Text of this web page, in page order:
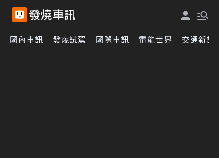
國內車訊 發燒試駕 國際車訊 電能世界 交通新訊